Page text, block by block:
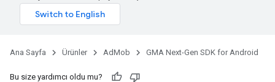
Ana Sayfa Ürünler AdMob GMA Next-Gen SDK for Android
Bu size yardımcı oldu mu?